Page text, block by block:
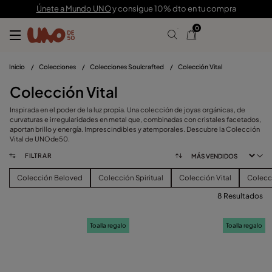
Únete a Mundo UNOy consigue 10% dto en tu compra
0
Inicio / Colecciones / Colecciones Soulcrafted / Colección Vital
Colección Vital
Inspirada en el poder de la luz propia. Una colección de joyas orgánicas, de
curvaturas e irregularidades en metal que, combinadas con cristales facetados,
aportan brillo y energía. Imprescindibles y atemporales. Descubre la Colección
Vital de UNOde50.
FILTRAR
Colección Beloved Colección Spiritual Colección Vital
8 Resultados
Toalla regalo Toalla regalo